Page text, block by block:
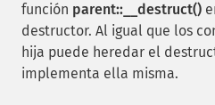
función parent::__destruct()
destructor. Al igual que los
hija puede heredar el
implementa ella misma.